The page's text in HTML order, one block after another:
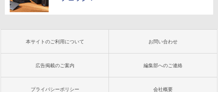
本サイトのご利用について お問い合わせ
広告掲載のご案内 編集部へのご連絡
プライバシーポリシー 会社概要